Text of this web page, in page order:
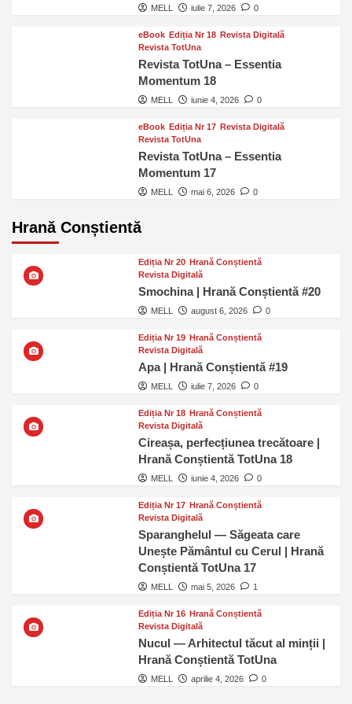
MELL iulie 7, 2026 0
eBook Ediția Nr 18 Revista Digitală
Revista TotUna
Revista TotUna – Essentia
Momentum 18
MELL iunie 4, 2026 0
eBook Ediția Nr 17 Revista Digitală
Revista TotUna
Revista TotUna – Essentia
Momentum 17
MELL mai 6, 2026 0
Hrană Conștientă
Ediția Nr 20 Hrană Conștientă
Revista Digitală
Smochina | Hrană Conștientă #20
MELL august 6, 2026 0
Ediția Nr 19 Hrană Conștientă
Revista Digitală
Apa | Hrană Conștientă #19
MELL iulie 7, 2026 0
Ediția Nr 18 Hrană Conștientă
Revista Digitală
Cireașa, perfecțiunea trecătoare |
Hrană Conștientă TotUna 18
MELL iunie 4, 2026 0
Ediția Nr 17 Hrană Conștientă
Revista Digitală
Sparanghelul — Săgeata care
Unește Pământul cu Cerul | Hrană
Conștientă TotUna 17
MELL mai 5, 2026 1
Ediția Nr 16 Hrană Conștientă
Revista Digitală
Nucul — Arhitectul tăcut al minții |
Hrană Conștientă TotUna
MELL aprilie 4, 2026 0